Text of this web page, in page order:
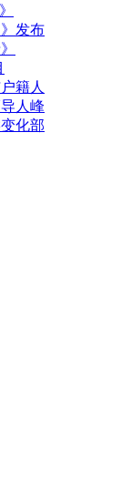
发布
籍人
人峰
化部